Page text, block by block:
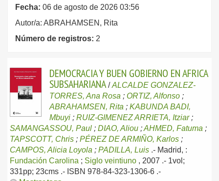
Fecha: 06 de agosto de 2026 03:56
Autor/a: ABRAHAMSEN, Rita
Número de registros: 2
DEMOCRACIA Y BUEN GOBIERNO EN AFRICA
SUBSAHARIANA /ALCALDE GONZALEZ-
TORRES, Ana Rosa ; ORTIZ, Alfonso ;
ABRAHAMSEN, Rita ; KABUNDA BADI,
Mbuyi ; RUIZ-GIMENEZ ARRIETA, Itziar;
SAMANGASSOU, Paul ; DIAO, Aliou ;AHMED, Fatuma ;
TAPSCOTT, Chris ; PÉREZ DE ARMIÑO, Karlos ;
CAMPOS, Alicia Loyola ; PADILLA, Luis .- Madrid, :
Fundación Carolina ; Siglo veintiuno , 2007 .- 1vol;
331pp; 23cms .- ISBN 978-84-323-1306-6 .-